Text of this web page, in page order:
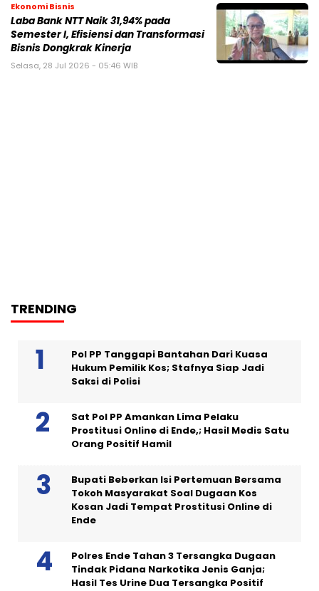
Ekonomi Bisnis
Laba Bank NTT Naik 31,94% pada
Semester I, Efisiensi dan Transformasi
Bisnis Dongkrak Kinerja
Selasa, 28 Jul 2026 - 05:46 WIB
TRENDING
Pol PP Tanggapi Bantahan Dari Kuasa
Hukum Pemilik Kos; Stafnya Siap Jadi
Saksi di Polisi
Sat Pol PP Amankan Lima Pelaku
Prostitusi Online di Ende,; Hasil Medis Satu
Orang Positif Hamil
Bupati Beberkan Isi Pertemuan Bersama
Tokoh Masyarakat Soal Dugaan Kos
Kosan Jadi Tempat Prostitusi Online di
Ende
Polres Ende Tahan 3 Tersangka Dugaan
Tindak Pidana Narkotika Jenis Ganja;
Hasil Tes Urine Dua Tersangka Positif